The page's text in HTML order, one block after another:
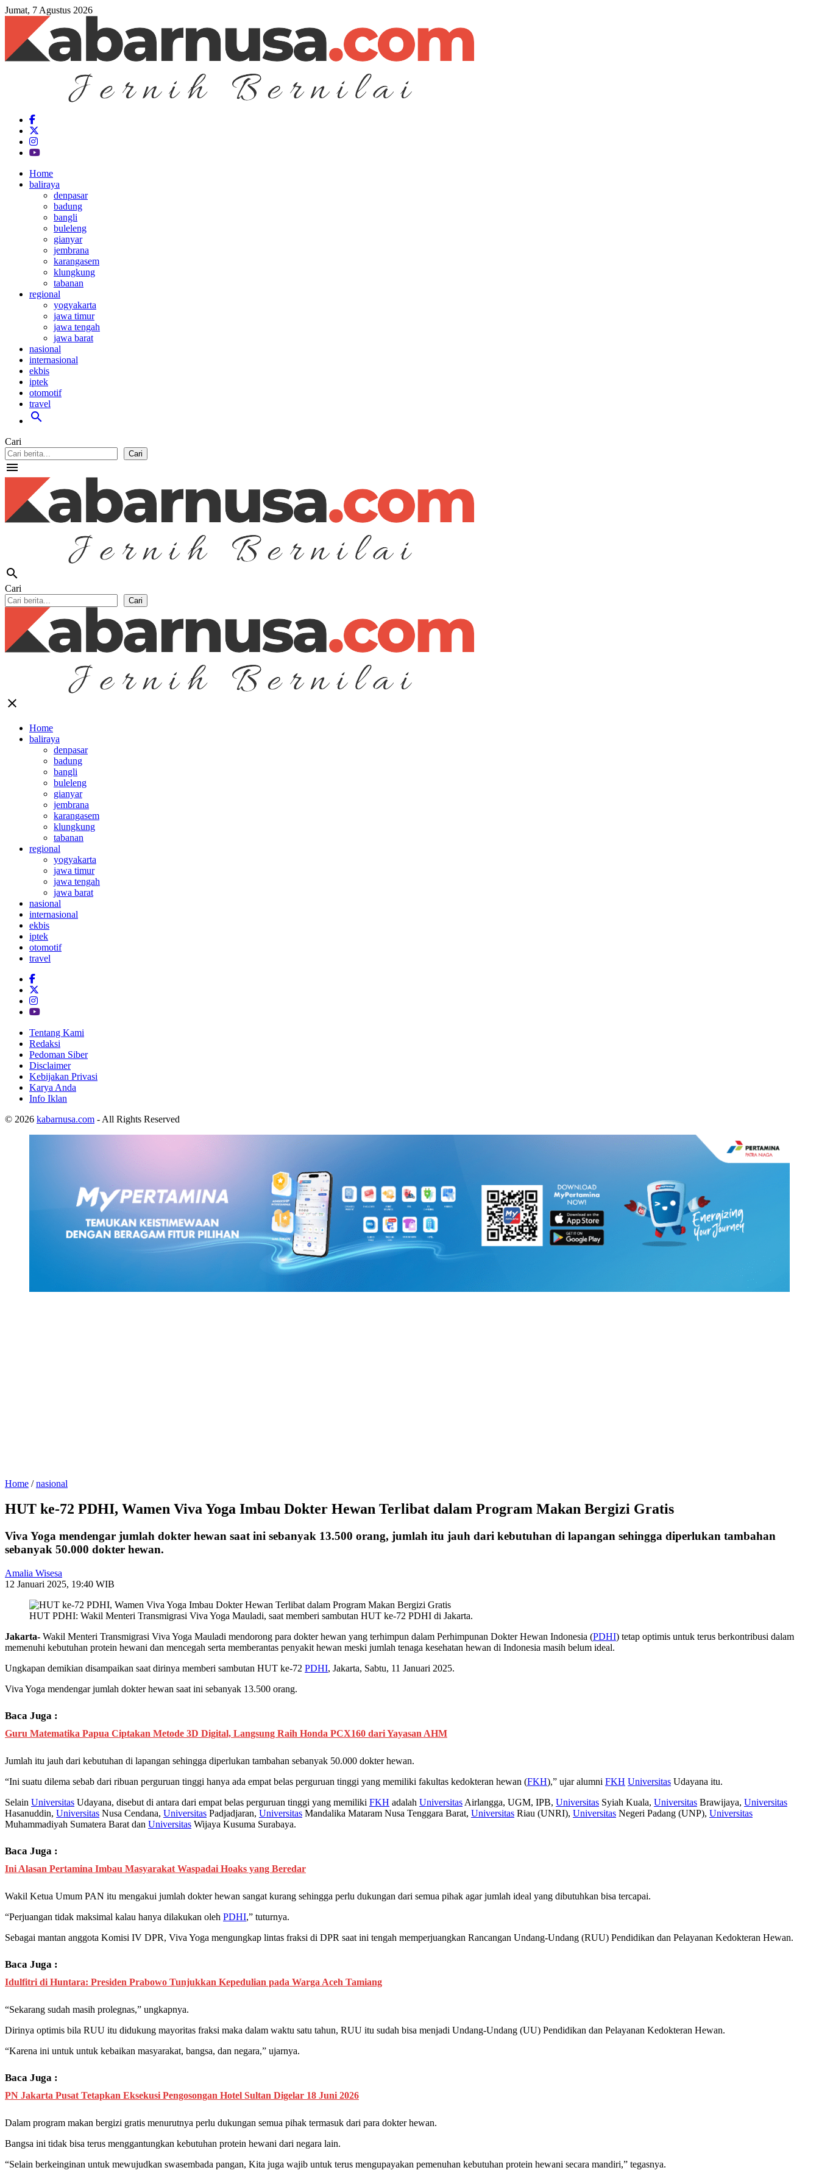
Jumat, 7 Agustus 2026
Home
baliraya
denpasar
badung
bangli
buleleng
gianyar
jembrana
karangasem
klungkung
tabanan
regional
yogyakarta
jawa timur
jawa tengah
jawa barat
nasional
internasional
ekbis
iptek
otomotif
travel
search
Cari
Cari
menu
search
Cari
Cari
close
Home
baliraya
denpasar
badung
bangli
buleleng
gianyar
jembrana
karangasem
klungkung
tabanan
regional
yogyakarta
jawa timur
jawa tengah
jawa barat
nasional
internasional
ekbis
iptek
otomotif
travel
Tentang Kami
Redaksi
Pedoman Siber
Disclaimer
Kebijakan Privasi
Karya Anda
Info Iklan
© 2026 kabarnusa.com - All Rights Reserved
Home /nasional
HUT ke-72 PDHI, Wamen Viva Yoga Imbau Dokter Hewan Terlibat dalam Program Makan Bergizi Gratis
Viva Yoga mendengar jumlah dokter hewan saat ini sebanyak 13.500 orang, jumlah itu jauh dari kebutuhan di lapangan sehingga diperlukan tambahan
sebanyak 50.000 dokter hewan.
Amalia Wisesa
12 Januari 2025, 19:40 WIB
HUT PDHI: Wakil Menteri Transmigrasi Viva Yoga Mauladi, saat memberi sambutan HUT ke-72 PDHI di Jakarta.
Jakarta- Wakil Menteri Transmigrasi Viva Yoga Mauladi mendorong para dokter hewan yang terhimpun dalam Perhimpunan Dokter Hewan Indonesia (PDHI) tetap optimis untuk terus berkontribusi dalam
memenuhi kebutuhan protein hewani dan mencegah serta memberantas penyakit hewan meski jumlah tenaga kesehatan hewan di Indonesia masih belum ideal.
Ungkapan demikian disampaikan saat dirinya memberi sambutan HUT ke-72 PDHI, Jakarta, Sabtu, 11 Januari 2025.
Viva Yoga mendengar jumlah dokter hewan saat ini sebanyak 13.500 orang.
Baca Juga :
Guru Matematika Papua Ciptakan Metode 3D Digital, Langsung Raih Honda PCX160 dari Yayasan AHM
Jumlah itu jauh dari kebutuhan di lapangan sehingga diperlukan tambahan sebanyak 50.000 dokter hewan.
“Ini suatu dilema sebab dari ribuan perguruan tinggi hanya ada empat belas perguruan tinggi yang memiliki fakultas kedokteran hewan (FKH),” ujar alumni FKH Universitas Udayana itu.
Selain Universitas Udayana, disebut di antara dari empat belas perguruan tinggi yang memiliki FKH adalah Universitas Airlangga, UGM, IPB, Universitas Syiah Kuala, Universitas Brawijaya, Universitas
Hasanuddin, Universitas Nusa Cendana, Universitas Padjadjaran, Universitas Mandalika Mataram Nusa Tenggara Barat, Universitas Riau (UNRI), Universitas Negeri Padang (UNP), Universitas
Muhammadiyah Sumatera Barat dan Universitas Wijaya Kusuma Surabaya.
Baca Juga :
Ini Alasan Pertamina Imbau Masyarakat Waspadai Hoaks yang Beredar
Wakil Ketua Umum PAN itu mengakui jumlah dokter hewan sangat kurang sehingga perlu dukungan dari semua pihak agar jumlah ideal yang dibutuhkan bisa tercapai.
“Perjuangan tidak maksimal kalau hanya dilakukan oleh PDHI,” tuturnya.
Sebagai mantan anggota Komisi IV DPR, Viva Yoga mengungkap lintas fraksi di DPR saat ini tengah memperjuangkan Rancangan Undang-Undang (RUU) Pendidikan dan Pelayanan Kedokteran Hewan.
Baca Juga :
Idulfitri di Huntara: Presiden Prabowo Tunjukkan Kepedulian pada Warga Aceh Tamiang
“Sekarang sudah masih prolegnas,” ungkapnya.
Dirinya optimis bila RUU itu didukung mayoritas fraksi maka dalam waktu satu tahun, RUU itu sudah bisa menjadi Undang-Undang (UU) Pendidikan dan Pelayanan Kedokteran Hewan.
“Karena ini untuk untuk kebaikan masyarakat, bangsa, dan negara,” ujarnya.
Baca Juga :
PN Jakarta Pusat Tetapkan Eksekusi Pengosongan Hotel Sultan Digelar 18 Juni 2026
Dalam program makan bergizi gratis menurutnya perlu dukungan semua pihak termasuk dari para dokter hewan.
Bangsa ini tidak bisa terus menggantungkan kebutuhan protein hewani dari negara lain.
“Selain berkeinginan untuk mewujudkan swasembada pangan, Kita juga wajib untuk terus mengupayakan pemenuhan kebutuhan protein hewani secara mandiri,” tegasnya.